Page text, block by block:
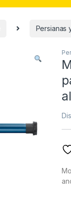
Persianas